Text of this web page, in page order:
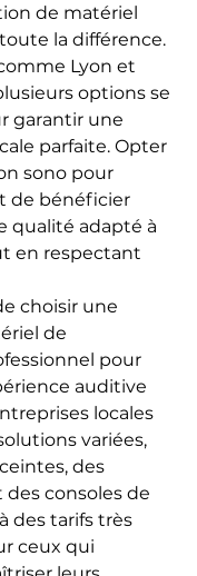
de matériel
la différence.
Lyon et
options se
garantir une
parfaite. Opter
sono pour
de bénéficier
qualité adapté à
en respectant
choisir une
de
pour
auditive
locales
variées,
des
consoles de
des tarifs très
ceux qui